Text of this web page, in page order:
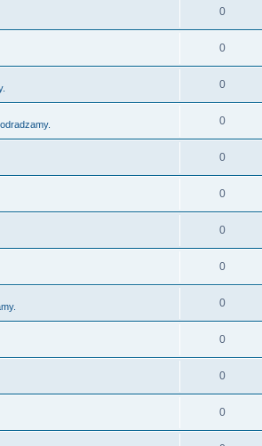
0
0
0
0
0
0
0
0
0
0
0
0